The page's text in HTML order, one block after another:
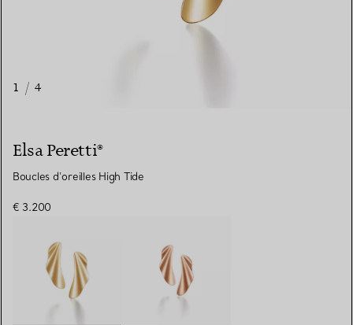
1 / 4
Elsa Peretti®
Boucles d’oreilles High Tide
€ 3.200